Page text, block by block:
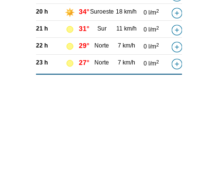
20 h 34°Suroeste 18 km/h 0 l/m2
21 h 31° Sur 11 km/h 0 l/m2
22 h 29° Norte 7 km/h 0 l/m2
23 h 27° Norte 7 km/h 0 l/m2